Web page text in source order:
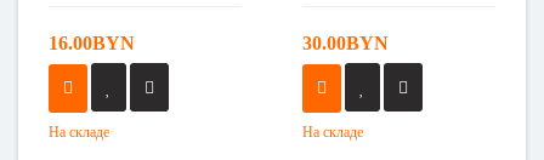
16.00BYN
На складе
30.00BYN
На складе